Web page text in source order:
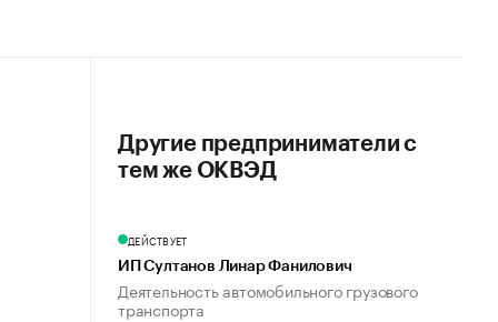
Другие предприниматели с
тем же ОКВЭД
ДЕЙСТВУЕТ
ИП Султанов Линар Фанилович
Деятельность автомобильного грузового
транспорта